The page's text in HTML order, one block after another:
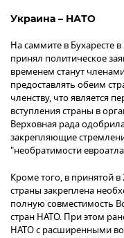
Украина – НАТО
На саммите в Бухаресте
принял политическое
временем станут
предоставлять обеим
членству, что является
вступления страны в
Верховная рада
закрепляющие
"необратимости
Кроме того, в принятой
страны закреплена
полную совместимость
стран НАТО. При этом
НАТО с расширенными